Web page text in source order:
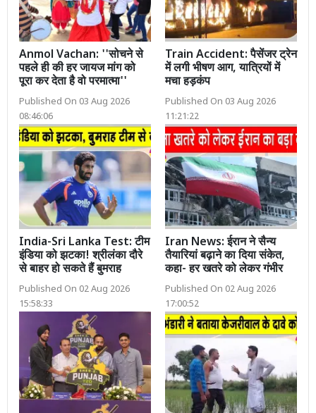
Anmol Vachan: ''सोचने से
पहले ही की हर जायज मांग को
पूरा कर देता है वो परमात्मा''
Published On 03 Aug 2026
08:46:06
Train Accident: पैसेंजर ट्रेन
में लगी भीषण आग, यात्रियों में
मचा हड़कंप
Published On 03 Aug 2026
11:21:22
India-Sri Lanka Test: टीम
इंडिया को झटका! श्रीलंका दौरे
से बाहर हो सकते हैं बुमराह
Published On 02 Aug 2026
15:58:33
Iran News: ईरान ने सैन्य
तैयारियां बढ़ाने का दिया संकेत,
कहा- हर खतरे को लेकर गंभीर
Published On 02 Aug 2026
17:00:52